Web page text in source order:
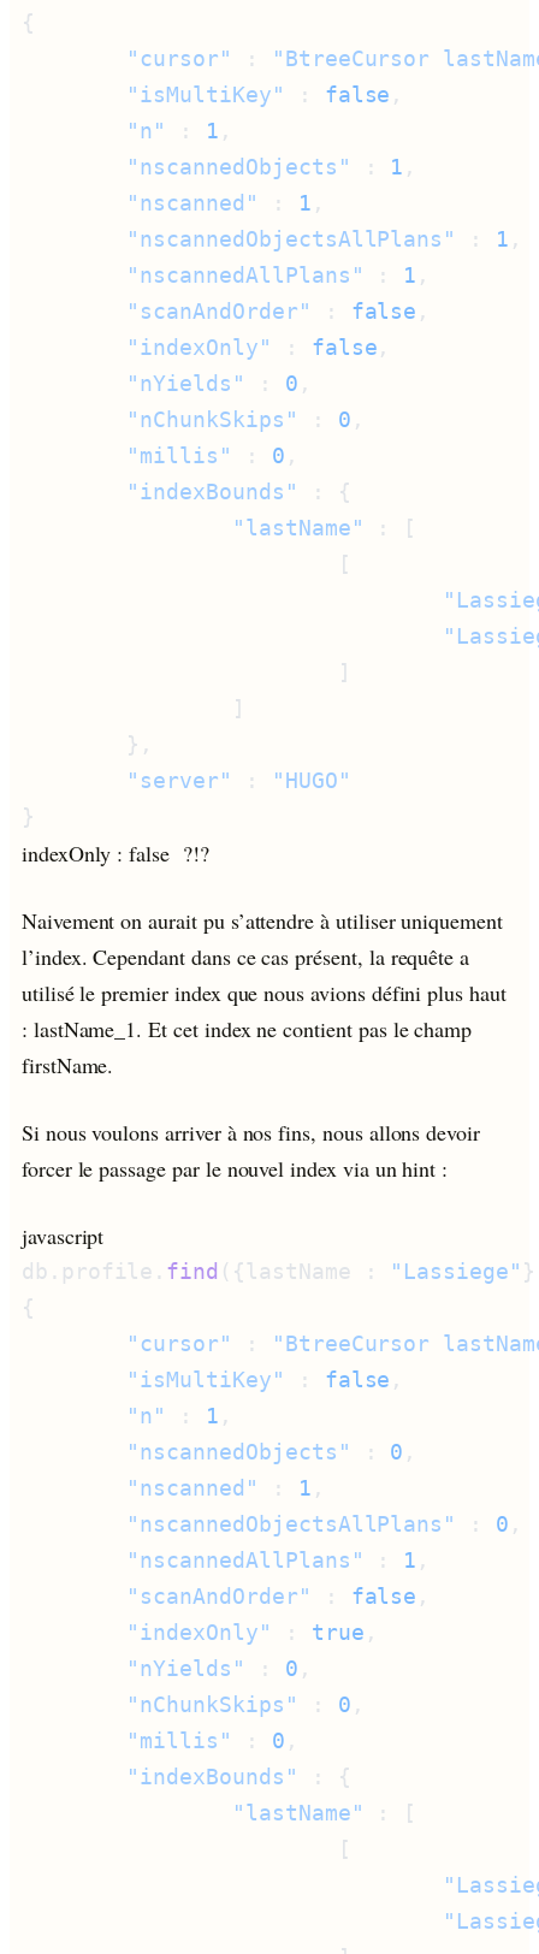
        "cursor"
:
"BtreeCursor
        "isMultiKey"
: false
        "n"
: 1
        "nscannedObjects"
: 1
        "nscanned"
: 1
        "nscannedObjectsAllPlans"
: 1
        "nscannedAllPlans"
: 1
        "scanAndOrder"
: false
        "indexOnly"
: false
        "nYields"
: 0
        "nChunkSkips"
: 0
        "millis"
: 0
        "indexBounds"
                "lastName"
        "server"
:
indexOnly : false ?!?
Naivement on aurait pu s’attendre à utiliser uniquement
l’index. Cependant dans ce cas présent, la requête a
utilisé le premier index que nous avions défini plus haut
: lastName_1. Et cet index ne contient pas le champ
firstName.
Si nous voulons arriver à nos fins, nous allons devoir
forcer le passage par le nouvel index via un hint :
javascript
db.profile. find ({lastName : "Lassiege"
        "cursor"
:
"BtreeCursor
        "isMultiKey"
: false
        "n"
: 1
        "nscannedObjects"
: 0
        "nscanned"
: 1
        "nscannedObjectsAllPlans"
: 0
        "nscannedAllPlans"
: 1
        "scanAndOrder"
: false
        "indexOnly"
: true
        "nYields"
: 0
        "nChunkSkips"
: 0
        "millis"
: 0
        "indexBounds"
                "lastName"